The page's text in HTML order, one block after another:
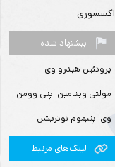
اکسسوری
پیشنهاد شده
پروتئین هیدرو وی
مولتی ویتامین اپتی وومن
وی اپتیموم نوتریشن
لينك‌های مرتبط